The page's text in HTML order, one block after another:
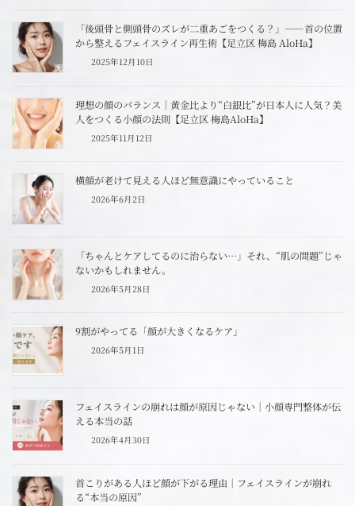
「後頭骨と側頭骨のズレが二重あごをつくる？」――首の位置
から整えるフェイスライン再生術【足立区 梅島 AloHa】
2025年12月10日
理想の顔のバランス｜黄金比より“白銀比”が日本人に人気？美
人をつくる小顔の法則【足立区 梅島AloHa】
2025年11月12日
横顔が老けて見える人ほど無意識にやっていること
2026年6月2日
「ちゃんとケアしてるのに治らない…」それ、“肌の問題”じゃ
ないかもしれません。
2026年5月28日
9割がやってる「顔が大きくなるケア」
2026年5月1日
フェイスラインの崩れは顔が原因じゃない｜小顔専門整体が伝
える本当の話
2026年4月30日
首こりがある人ほど顔が下がる理由｜フェイスラインが崩れ
る“本当の原因”